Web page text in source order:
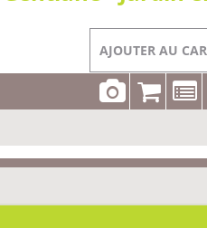
AJOUTER AU